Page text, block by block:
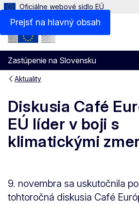
Prejsť na hlavný obsah
Oficiálne webové sídlo EÚ
Zastúpenie na Slovensku
Menu
Aktuality
Diskusia Café
EÚ líder v boji s
klimatickými
9. novembra sa uskutočnila
tohtoročná diskusia Café